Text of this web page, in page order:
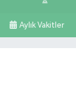
Aylık Vakitler